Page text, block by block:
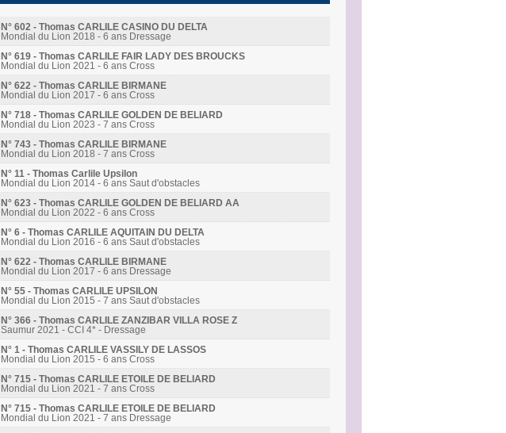
N° 602 - Thomas CARLILE CASINO DU DELTA
Mondial du Lion 2018 - 6 ans Dressage
N° 619 - Thomas CARLILE FAIR LADY DES BROUCKS
Mondial du Lion 2021 - 6 ans Cross
N° 622 - Thomas CARLILE BIRMANE
Mondial du Lion 2017 - 6 ans Cross
N° 718 - Thomas CARLILE GOLDEN DE BELIARD
Mondial du Lion 2023 - 7 ans Cross
N° 743 - Thomas CARLILE BIRMANE
Mondial du Lion 2018 - 7 ans Cross
N° 11 - Thomas Carlile Upsilon
Mondial du Lion 2014 - 6 ans Saut d'obstacles
N° 623 - Thomas CARLILE GOLDEN DE BELIARD AA
Mondial du Lion 2022 - 6 ans Cross
N° 6 - Thomas CARLILE AQUITAIN DU DELTA
Mondial du Lion 2016 - 6 ans Saut d'obstacles
N° 622 - Thomas CARLILE BIRMANE
Mondial du Lion 2017 - 6 ans Dressage
N° 55 - Thomas CARLILE UPSILON
Mondial du Lion 2015 - 7 ans Saut d'obstacles
N° 366 - Thomas CARLILE ZANZIBAR VILLA ROSE Z
Saumur 2021 - CCI 4* - Dressage
N° 1 - Thomas CARLILE VASSILY DE LASSOS
Mondial du Lion 2015 - 6 ans Cross
N° 715 - Thomas CARLILE ETOILE DE BELIARD
Mondial du Lion 2021 - 7 ans Cross
N° 715 - Thomas CARLILE ETOILE DE BELIARD
Mondial du Lion 2021 - 7 ans Dressage